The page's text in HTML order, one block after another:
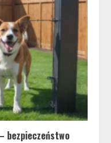
bezpieczeństwo